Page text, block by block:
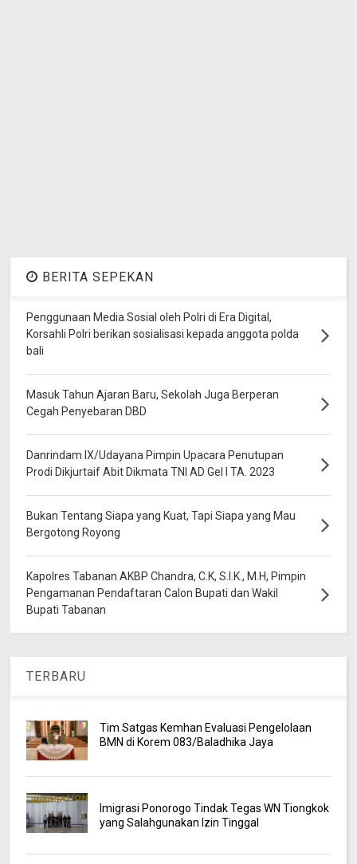
BERITA SEPEKAN
Penggunaan Media Sosial oleh Polri di Era Digital,
Korsahli Polri berikan sosialisasi kepada anggota polda
bali
Masuk Tahun Ajaran Baru, Sekolah Juga Berperan
Cegah Penyebaran DBD
Danrindam IX/Udayana Pimpin Upacara Penutupan
Prodi Dikjurtaif Abit Dikmata TNI AD Gel I TA. 2023
Bukan Tentang Siapa yang Kuat, Tapi Siapa yang Mau
Bergotong Royong
Kapolres Tabanan AKBP Chandra, C.K, S.I.K., M.H, Pimpin
Pengamanan Pendaftaran Calon Bupati dan Wakil
Bupati Tabanan
TERBARU
Tim Satgas Kemhan Evaluasi Pengelolaan
BMN di Korem 083/Baladhika Jaya
Imigrasi Ponorogo Tindak Tegas WN Tiongkok
yang Salahgunakan Izin Tinggal